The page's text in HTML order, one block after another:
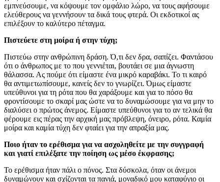
εμπνεύσουμε, να κόψουμε τον ομφάλιο λώρο, να τους αφήσουμε
ελεύθερους να γεννήσουν τα δικά τους φτερά. Οι εκδοτικοί ας
επιλέξουν το καλύτερο πέταγμα.
Πιστεύετε στη μοίρα ή στην τύχη;
Πιστεύω στην ανθρώπινη δράση. Ό,τι δεν δρα, σαπίζει. Φαντάσου
ότι ο άνθρωπος με το που γεννιέται, βουτάει σε μια άγνωστη
θάλασσα. Ας πούμε ότι είμαστε ένα μικρό καραβάκι. Το τι καιρό
θα αντιμετωπίσουμε, κανείς δεν το γνωρίζει. Όμως είμαστε
υπεύθυνοι για τη ρότα που θα χαράξουμε και για το πόσο θα
φροντίσουμε το σκαρί μας ώστε να το δυναμώσουμε για να μην το
διαλύσει ο πρώτος άνεμος. Είμαστε υπεύθυνοι για το αν τελικά θα
φέρουμε εις πέρας την αρχική μας πρόβλεψη, όνειρο, ρότα. Καμία
μοίρα και καμία τύχη δεν φταίει για την απραξία μας.
Ποιο ήταν το ερέθισμα για να ασχοληθείτε με την συγγραφή
και γιατί επιλέξατε την ποίηση ως μέσο έκφρασης;
Το ερέθισμα ήταν πάλι ο πόνος. Στα δύσκολα, όταν οι άνεμοι
δυναμώνουν και σχίζονται τα πανιά, μοναδικό μου καταφύγιο οι